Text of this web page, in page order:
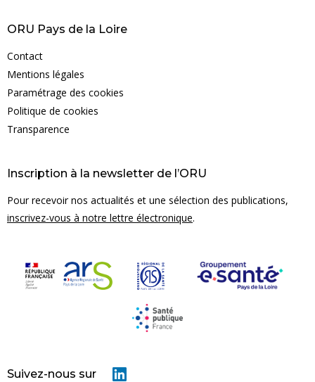
ORU Pays de la Loire
Contact
Mentions légales
Paramétrage des cookies
Politique de cookies
Transparence
Inscription à la newsletter de l’ORU
Pour recevoir nos actualités et une sélection des publications,
inscrivez-vous à notre lettre électronique.
Suivez-nous sur
notre site, des cookies sont déposés sur
vous laissons la possibilité de consulter les
notre site. Aucune donnée personnelle n'est
par la suite, cliquez sur le lien
situé dans le pied de page.